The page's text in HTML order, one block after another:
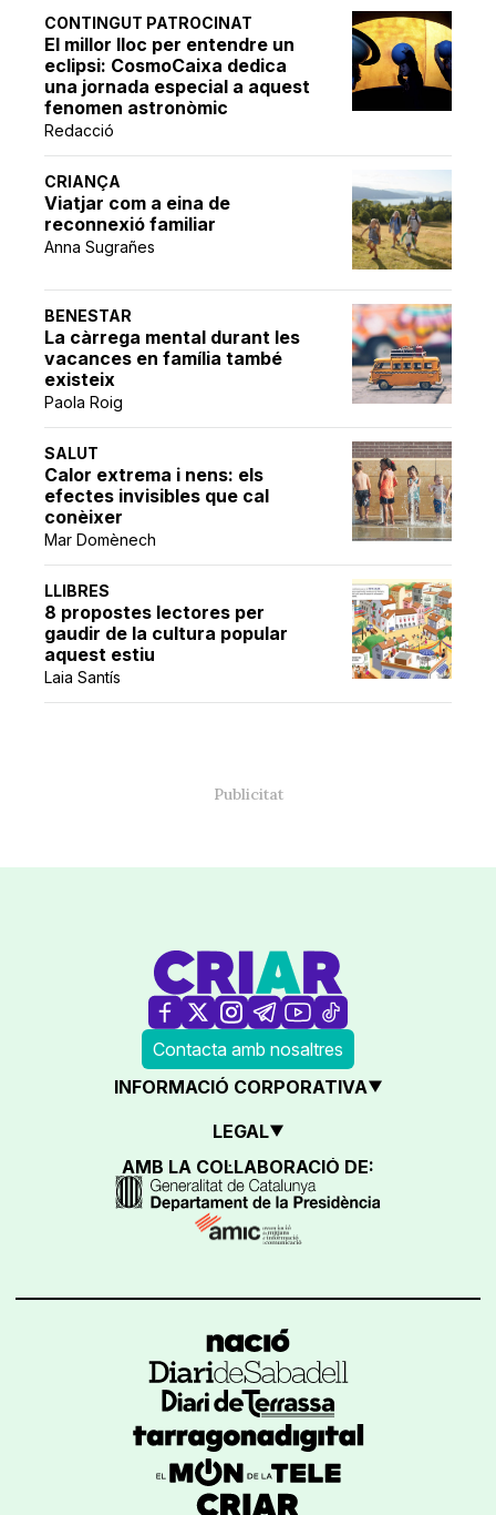
CONTINGUT PATROCINAT
El millor lloc per entendre un
eclipsi: CosmoCaixa dedica
una jornada especial a aquest
fenomen astronòmic
Redacció
CRIANÇA
Viatjar com a eina de
reconnexió familiar
Anna Sugrañes
BENESTAR
La càrrega mental durant les
vacances en família també
existeix
Paola Roig
SALUT
Calor extrema i nens: els
efectes invisibles que cal
conèixer
Mar Domènech
LLIBRES
8 propostes lectores per
gaudir de la cultura popular
aquest estiu
Laia Santís
Contacta amb nosaltres
INFORMACIÓ CORPORATIVA
LEGAL
AMB LA COL·LABORACIÓ DE: